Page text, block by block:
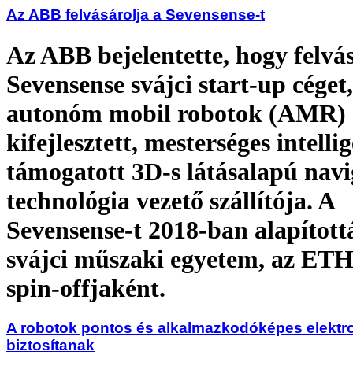
Az ABB felvásárolja a Sevensense-t
Az ABB bejelentette, hogy
Sevensense svájci start-up
autonóm mobil robotok (AMR)
kifejlesztett, mesterséges
támogatott 3D-s látásalapú
technológia vezető szállítója. A
Sevensense-t 2018-ban
svájci műszaki egyetem, az
spin-offjaként.
A robotok pontos és alkalmazkodóképes
biztosítanak